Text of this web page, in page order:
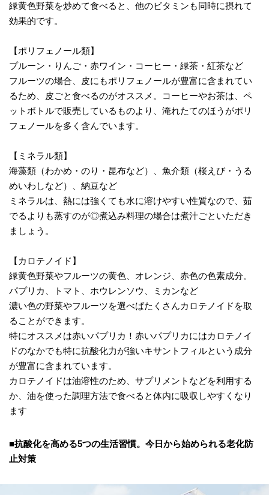
緑黄色野菜を炒めて食べると、他のビタミンも同時に摂れて
効果的です。
【ポリフェノール類】
プルーン・りんご・赤ワイン・コーヒー・緑茶・紅茶など
フルーツの場合、皮にもポリフェノールが豊富に含まれてい
るため、皮ごと食べるのがオススメ。コーヒーやお茶は、ペ
ットボトルで販売しているものより、淹れたてのほうがポリ
フェノールを多く含んでいます。
【ミネラル類】
海藻類（わかめ・のり・昆布など）、魚介類（桜えび・うる
めいわしなど）、納豆など
ミネラルは、熱には強くても水に溶けやすい性質なので、茹
でるよりも蒸すのが◎煮込み料理の場合は煮汁ごといただき
ましょう。
【カロテノイド】
緑黄色野菜やフルーツの黄色、オレンジ、赤色の色素成分。
パプリカ、トマト、ホウレンソウ、ミカンなど
濃い色の野菜やフルーツを選べばたくさんカロテノイドを取
ることができます。
特にオススメは赤いパプリカ！赤いパプリカにはカロテノイ
ドのなかでも特に抗酸化力が強いキサントフィルという成分
が豊富に含まれています。
カロテノイドは油溶性のため、サプリメントなどを利用する
か、油を使った調理方法で食べると体内に吸収しやすくなり
ます
■抗酸化を高める5つの生活習慣。今日から始められる老化防
止対策